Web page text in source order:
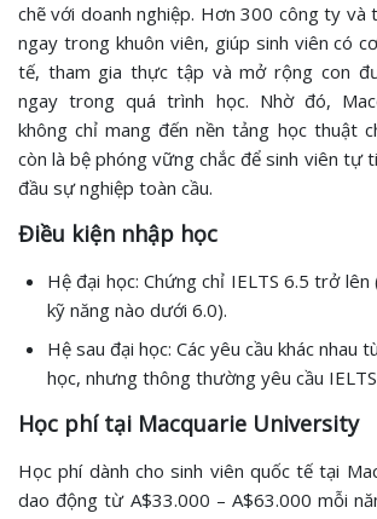
chẽ với doanh nghiệp. Hơn 300 công ty
ngay trong khuôn viên, giúp sinh viên có
tế, tham gia thực tập và mở rộng con
ngay trong quá trình học. Nhờ đó,
không chỉ mang đến nền tảng học thuật
còn là bệ phóng vững chắc để sinh viên tự
đầu sự nghiệp toàn cầu.
Điều kiện nhập học
Hệ đại học: Chứng chỉ IELTS 6.5 trở lên
kỹ năng nào dưới 6.0).
Hệ sau đại học: Các yêu cầu khác nhau
học, nhưng thông thường yêu cầu
Học phí tại Macquarie University
Học phí dành cho sinh viên quốc tế tại
dao động từ A$33.000 – A$63.000 mỗi